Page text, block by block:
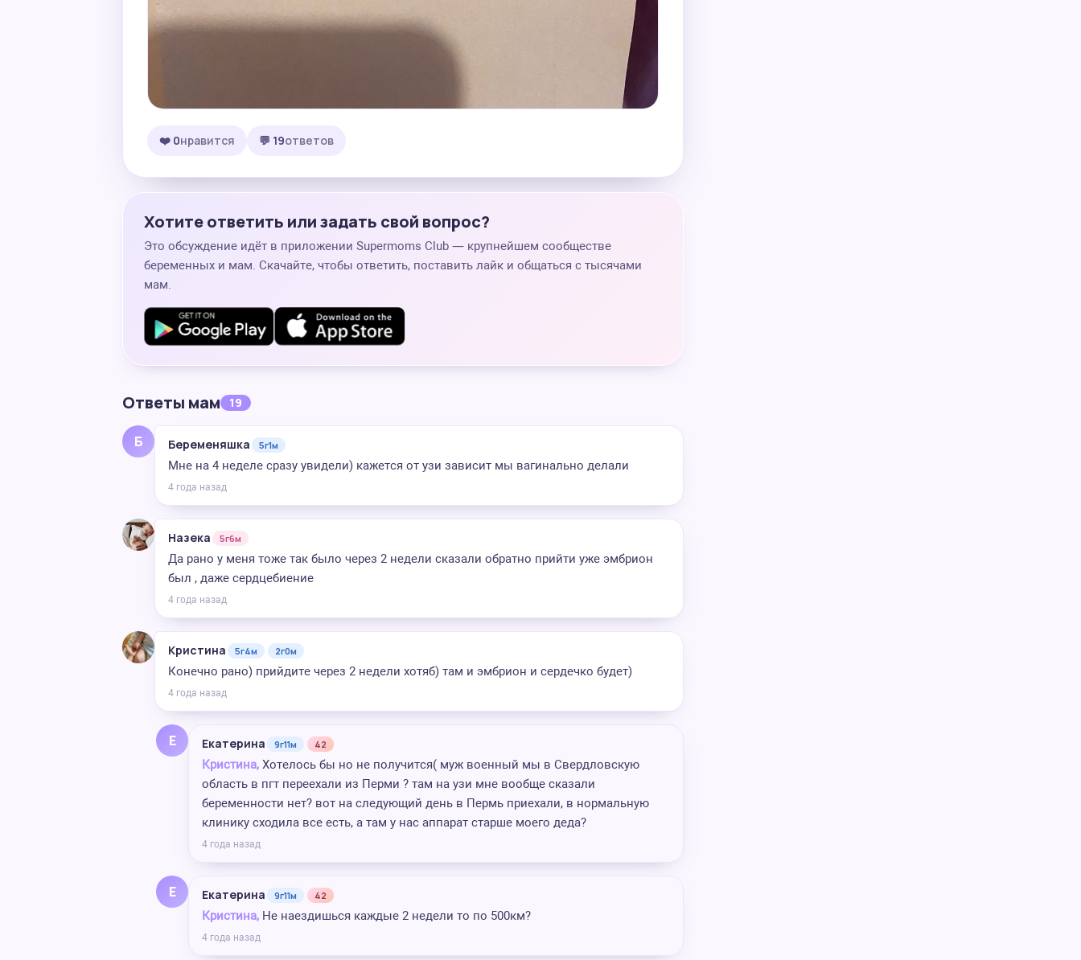
❤️ 0нравится 💬 19ответов
Хотите ответить или задать свой вопрос?
Это обсуждение идёт в приложении Supermoms Club — крупнейшем сообществе
беременных и мам. Скачайте, чтобы ответить, поставить лайк и общаться с тысячами
мам.
Ответы мам 19
Б Беременяшка 5г1м
Мне на 4 неделе сразу увидели) кажется от узи зависит мы вагинально делали
4 года назад
Назека 5г6м
Да рано у меня тоже так было через 2 недели сказали обратно прийти уже эмбрион
был , даже сердцебиение
4 года назад
Кристина 5г4м 2г0м
Конечно рано) прийдите через 2 недели хотяб) там и эмбрион и сердечко будет)
4 года назад
Е Екатерина 9г11м 42
Кристина, Хотелось бы но не получится( муж военный мы в Свердловскую
область в пгт переехали из Перми ? там на узи мне вообще сказали
беременности нет? вот на следующий день в Пермь приехали, в нормальную
клинику сходила все есть, а там у нас аппарат старше моего деда?
4 года назад
Е Екатерина 9г11м 42
Кристина, Не наездишься каждые 2 недели то по 500км?
4 года назад